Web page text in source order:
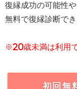
復縁成功の可能性
無料で復縁診断でき
※20歳未満は利用
初回無